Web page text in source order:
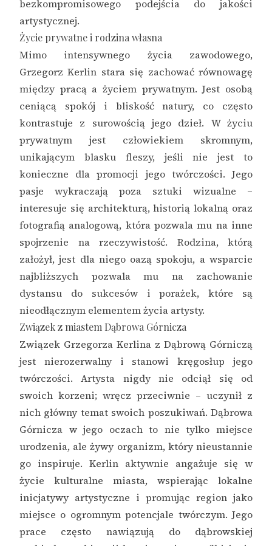
bezkompromisowego podejścia do jakości
artystycznej.
Życie prywatne i rodzina własna
Mimo intensywnego życia zawodowego,
Grzegorz Kerlin stara się zachować równowagę
między pracą a życiem prywatnym. Jest osobą
ceniącą spokój i bliskość natury, co często
kontrastuje z surowością jego dzieł. W życiu
prywatnym jest człowiekiem skromnym,
unikającym blasku fleszy, jeśli nie jest to
konieczne dla promocji jego twórczości. Jego
pasje wykraczają poza sztuki wizualne –
interesuje się architekturą, historią lokalną oraz
fotografią analogową, która pozwala mu na inne
spojrzenie na rzeczywistość. Rodzina, którą
założył, jest dla niego oazą spokoju, a wsparcie
najbliższych pozwala mu na zachowanie
dystansu do sukcesów i porażek, które są
nieodłącznym elementem życia artysty.
Związek z miastem Dąbrowa Górnicza
Związek Grzegorza Kerlina z Dąbrową Górniczą
jest nierozerwalny i stanowi kręgosłup jego
twórczości. Artysta nigdy nie odciął się od
swoich korzeni; wręcz przeciwnie – uczynił z
nich główny temat swoich poszukiwań. Dąbrowa
Górnicza w jego oczach to nie tylko miejsce
urodzenia, ale żywy organizm, który nieustannie
go inspiruje. Kerlin aktywnie angażuje się w
życie kulturalne miasta, wspierając lokalne
inicjatywy artystyczne i promując region jako
miejsce o ogromnym potencjale twórczym. Jego
prace często nawiązują do dąbrowskiej